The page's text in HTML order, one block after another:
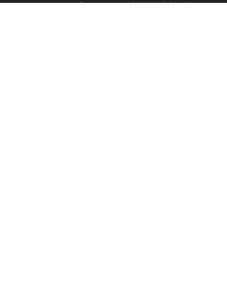
子役務提供者が源泉徴収課税対象所得